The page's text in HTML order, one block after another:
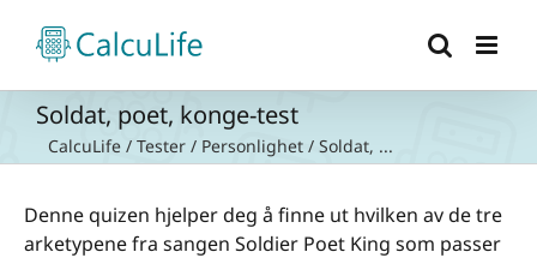
content
Soldat, poet, konge-test
CalcuLife / Tester / Personlighet / Soldat, ...
Denne quizen hjelper deg å finne ut hvilken av de tre
arketypene fra sangen Soldier Poet King som passer